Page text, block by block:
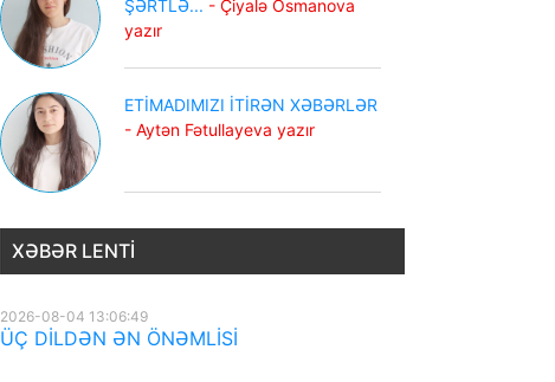
ŞƏRTLƏ... - Çiyalə Osmanova
yazır
ETİMADIMIZI İTİRƏN XƏBƏRLƏR
- Aytən Fətullayeva yazır
XƏBƏR LENTI
2026-08-04 13:06:49
ÜÇ DİLDƏN ƏN ÖNƏMLİSİ